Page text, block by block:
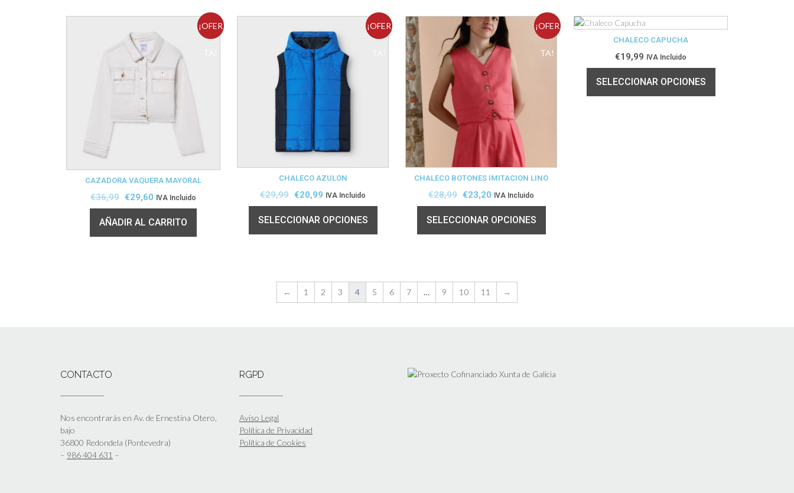
¡OFER
CAZADORA VAQUERA MAYORAL
€36,99 €29,60 IVA Incluido
AÑADIR AL CARRITO
¡OFER
CHALECO AZULON
€29,99 €20,99 IVA Incluido
SELECCIONAR OPCIONES
¡OFER
TA!
CHALECO BOTONES IMITACION LINO
€28,99 €23,20 IVA Incluido
SELECCIONAR OPCIONES
CHALECO CAPUCHA
€19,99 IVA Incluido
SELECCIONAR OPCIONES
← 1 2 3 4 5 6 7 … 9 10 11 →
CONTACTO
Nos encontrarás en Av. de Ernestina Otero,
bajo
36800 Redondela (Pontevedra)
– 986 404 631 –
RGPD
Aviso Legal
Política de Privacidad
Política de Cookies